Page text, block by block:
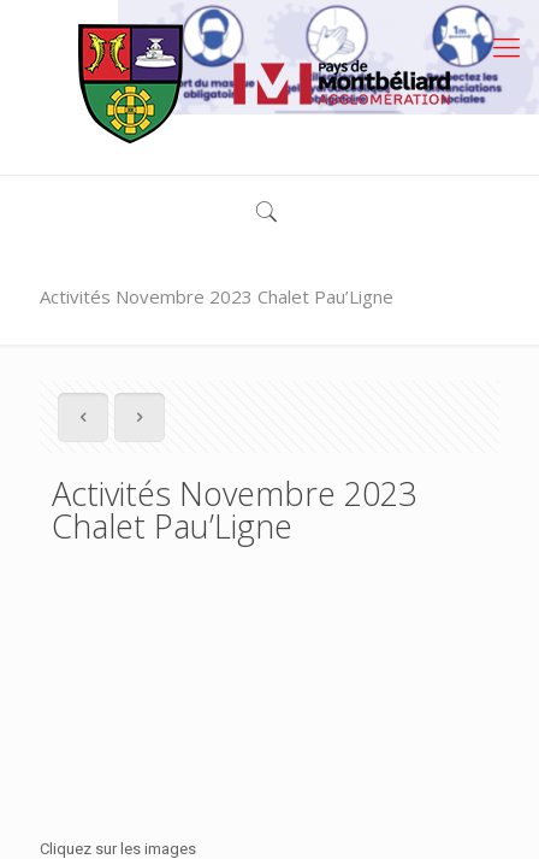
Activités Novembre 2023 Chalet Pau’Ligne
Activités Novembre 2023
Chalet Pau’Ligne
Cliquez sur les images